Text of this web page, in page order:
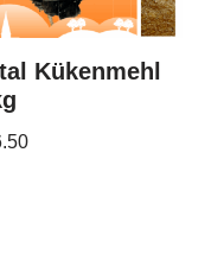
Kükenmehl